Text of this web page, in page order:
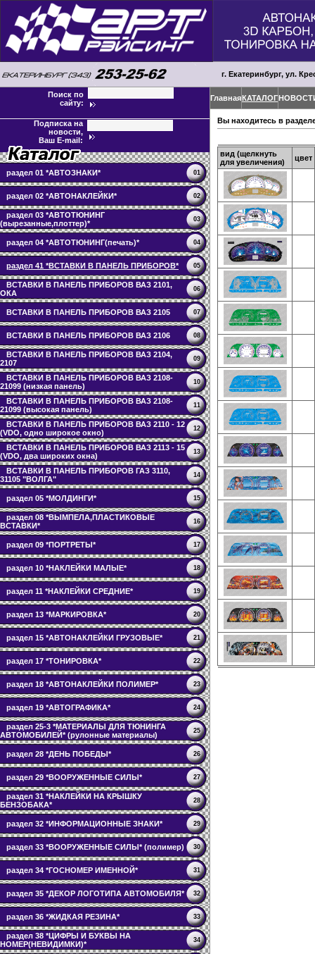
г. Екатеринбург, ул.
Поиск по
сайту:
Подписка на
новости,
Ваш E-mail:
раздел 01 *АВТОЗНАКИ* 01
раздел 02 *АВТОНАКЛЕЙКИ* 02
раздел 03 *АВТОТЮНИНГ
(вырезанные,плоттер)*
03
раздел 04 *АВТОТЮНИНГ(печать)* 04
раздел 41 *ВСТАВКИ В ПАНЕЛЬ ПРИБОРОВ* 05
ВСТАВКИ В ПАНЕЛЬ ПРИБОРОВ ВАЗ 2101,
ОКА
06
ВСТАВКИ В ПАНЕЛЬ ПРИБОРОВ ВАЗ 2105 07
ВСТАВКИ В ПАНЕЛЬ ПРИБОРОВ ВАЗ 2106 08
ВСТАВКИ В ПАНЕЛЬ ПРИБОРОВ ВАЗ 2104,
2107
09
ВСТАВКИ В ПАНЕЛЬ ПРИБОРОВ ВАЗ 2108-
21099 (низкая панель)
10
ВСТАВКИ В ПАНЕЛЬ ПРИБОРОВ ВАЗ 2108-
21099 (высокая панель)
11
ВСТАВКИ В ПАНЕЛЬ ПРИБОРОВ ВАЗ 2110 - 12
(VDO, одно широкое окно)
12
ВСТАВКИ В ПАНЕЛЬ ПРИБОРОВ ВАЗ 2113 - 15
(VDO, два широких окна)
13
ВСТАВКИ В ПАНЕЛЬ ПРИБОРОВ ГАЗ 3110,
31105 "ВОЛГА"
14
раздел 05 *МОЛДИНГИ* 15
раздел 08 *ВЫМПЕЛА,ПЛАСТИКОВЫЕ
ВСТАВКИ*
16
раздел 09 *ПОРТРЕТЫ* 17
раздел 10 *НАКЛЕЙКИ МАЛЫЕ* 18
раздел 11 *НАКЛЕЙКИ СРЕДНИЕ* 19
раздел 13 *МАРКИРОВКА* 20
раздел 15 *АВТОНАКЛЕЙКИ ГРУЗОВЫЕ* 21
раздел 17 *ТОНИРОВКА* 22
раздел 18 *АВТОНАКЛЕЙКИ ПОЛИМЕР* 23
раздел 19 *АВТОГРАФИКА* 24
раздел 25-3 *МАТЕРИАЛЫ ДЛЯ ТЮНИНГА
АВТОМОБИЛЕЙ* (рулонные материалы)
25
раздел 28 *ДЕНЬ ПОБЕДЫ* 26
раздел 29 *ВООРУЖЕННЫЕ СИЛЫ* 27
раздел 31 *НАКЛЕЙКИ НА КРЫШКУ
БЕНЗОБАКА*
28
раздел 32 *ИНФОРМАЦИОННЫЕ ЗНАКИ* 29
раздел 33 *ВООРУЖЕННЫЕ СИЛЫ* (полимер) 30
раздел 34 *ГОСНОМЕР ИМЕННОЙ* 31
раздел 35 *ДЕКОР ЛОГОТИПА АВТОМОБИЛЯ* 32
раздел 36 *ЖИДКАЯ РЕЗИНА* 33
раздел 38 *ЦИФРЫ И БУКВЫ НА
НОМЕР(НЕВИДИМКИ)*
34
ГлавнаяКАТАЛОГ
Вы находитесь в
вид (щелкнуть
для увеличения)
цвет